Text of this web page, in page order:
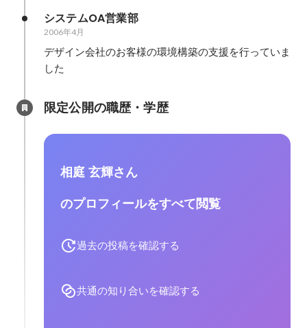
システムOA営業部
2006年4月
デザイン会社のお客様の環境構築の支援を行っていま
した
限定公開の職歴・学歴
相庭 玄輝さん
のプロフィールをすべて閲覧
過去の投稿を確認する
共通の知り合いを確認する